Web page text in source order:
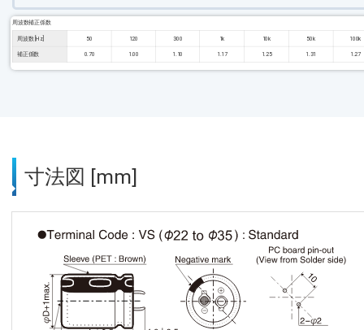
周波数補正係数
周波数 [Hz] 50 120 300 1k 10k 50k 100k
補正係数 0.70 1.00 1.10 1.17 1.25 1.31 1.27
寸法図 [mm]